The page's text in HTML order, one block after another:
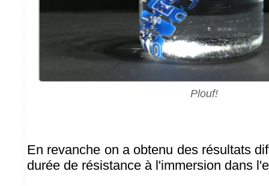
Plouf!
En revanche on a obtenu des résultats
durée de résistance à l'immersion dans